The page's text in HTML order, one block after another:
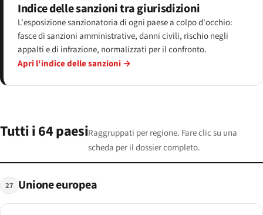
Indice delle sanzioni tra giurisdizioni
L'esposizione sanzionatoria di ogni paese a colpo d'occhio:
fasce di sanzioni amministrative, danni civili, rischio negli
appalti e di infrazione, normalizzati per il confronto.
Apri l'indice delle sanzioni →
Tutti i 64 paesiRaggruppati per regione. Fare clic su una
scheda per il dossier completo.
27 Unione europea